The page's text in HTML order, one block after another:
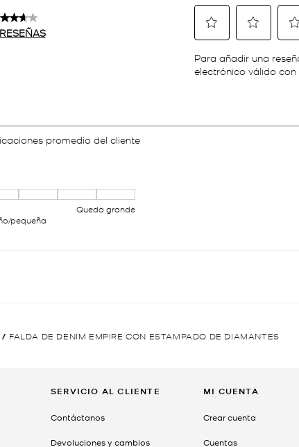
/ FALDA DE DENIM EMPIRE CON ESTAMPADO DE DIAMANTES
SERVICIO AL CLIENTE
Contáctanos
Devoluciones y cambios
MI CUENTA
Crear cuenta
Cuentas